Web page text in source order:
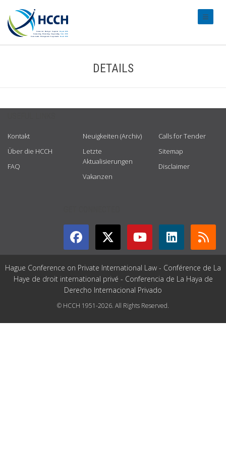
DETAILS
Kontakt
Über die HCCH
FAQ
Neuigkeiten (Archiv)
Letzte
Aktualisierungen
Vakanzen
Calls for Tender
Sitemap
Disclaimer
Hague Conference on Private International Law - Conférence de La
Haye de droit international privé - Conferencia de La Haya de
Derecho Internacional Privado
© HCCH 1951-2026. All Rights Reserved.